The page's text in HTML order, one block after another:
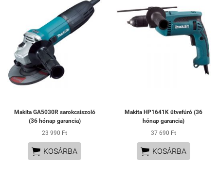
Makita GA5030R sarokcsiszoló
(36 hónap garancia)
23 990 Ft
 KOSÁRBA
Makita HP1641K ütvefúró (36
hónap garancia)
37 690 Ft
 KOSÁRBA